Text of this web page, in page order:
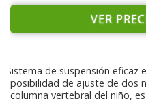
VER
Sistema de suspensión eficaz
posibilidad de ajuste de dos
columna vertebral del niño,